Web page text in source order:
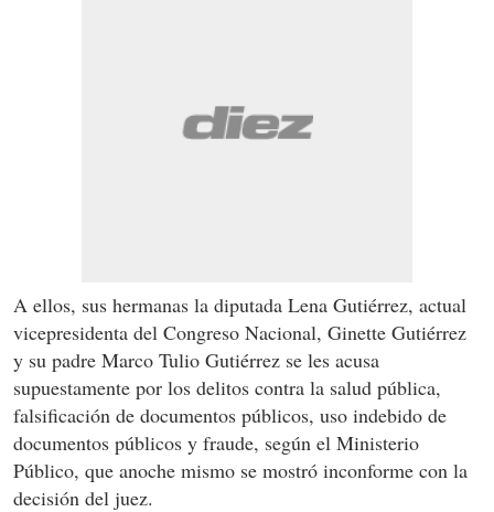
A ellos, sus hermanas la diputada Lena Gutiérrez, actual
vicepresidenta del Congreso Nacional, Ginette Gutiérrez
y su padre Marco Tulio Gutiérrez se les acusa
supuestamente por los delitos contra la salud pública,
falsificación de documentos públicos, uso indebido de
documentos públicos y fraude, según el Ministerio
Público, que anoche mismo se mostró inconforme con la
decisión del juez.